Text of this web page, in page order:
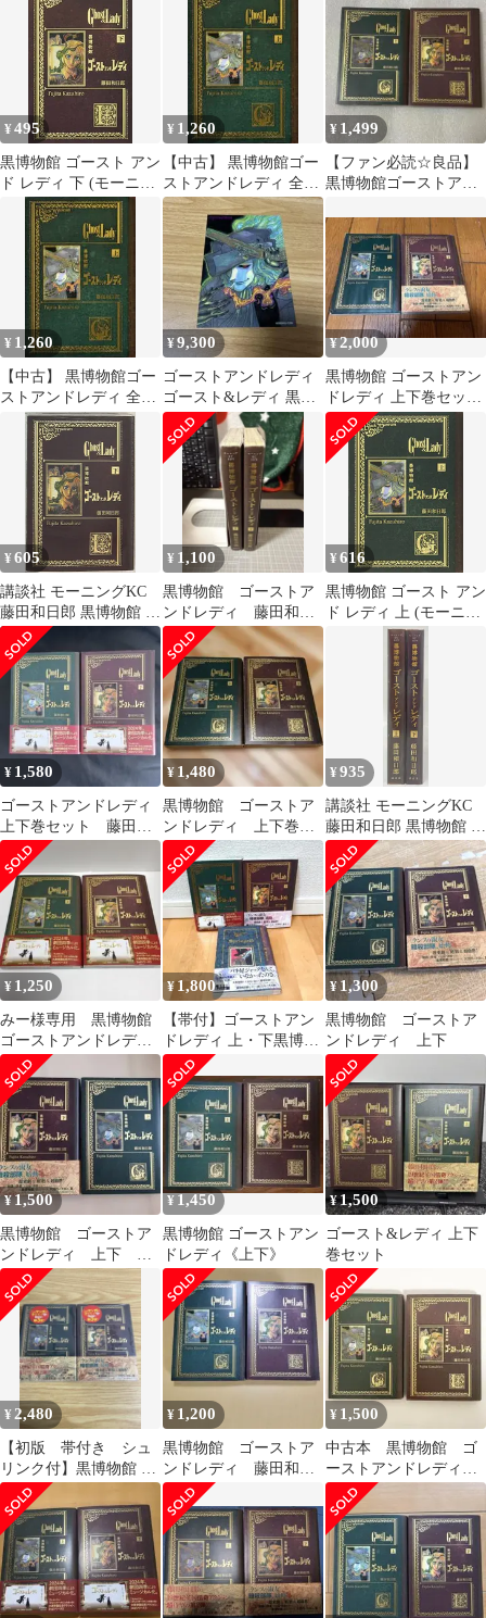
セット 藤田和日郎
日郎
¥495
黒博物館 ゴースト アン
ド レディ 下 (モーニン
グKC)
¥ 1,260
【中古】 黒博物館ゴー
ストアンドレディ 全2
巻 完結 セット 藤田和
日郎 [レンタル落ち]
[コミック] [漫画]
¥ 1,499
【ファン必読☆良品】
黒博物館ゴーストアン
¥ 1,260
【中古】 黒博物館ゴー
ストアンドレディ 全2
巻 完結 セット 藤田和
日郎 [レンタル落ち]
[コミック] [漫画]
¥9,300
ゴーストアンドレディ
ゴースト&レディ 黒博
物館 藤田和日郎 ポスト
カード
¥2,000
黒博物館 ゴーストアン
ドレディ 上下巻セット
藤田和日郎
¥605
講談社 モーニングKC
藤田和日郎 黒博物館 ゴ
ーストアンドレディ 下
¥ 1,100
黒博物館 ゴーストア
ンドレディ 藤田和日
郎 全巻 上下
¥616
黒博物館 ゴースト アン
ド レディ 上 (モーニン
グKC)／藤田 和日郎
¥ 1,580
ゴーストアンドレディ
上下巻セット 藤田和
日郎 黒博物館 劇団
四季 ミュージカル
¥ 1,480
黒博物館 ゴーストア
ンドレディ 上下巻
二冊セット 藤田和日
郎
¥935
講談社 モーニングKC
藤田和日郎 黒博物館 ゴ
ーストアンドレディ 上
下巻 セット
¥ 1,250
みー様専用 黒博物館
ゴーストアンドレディ
上・下
¥ 1,800
【帯付】ゴーストアン
ドレディ 上・下黒博物
館 劇団四季スプリンガ
ルド3冊セット
¥ 1,300
黒博物館 ゴーストア
ンドレディ 上下
¥1,500
黒博物館 ゴーストア
ンドレディ 上下 藤
田和日郎
¥ 1,450
黒博物館 ゴーストアン
ドレディ《上下》
¥1,500
ゴースト&レディ 上下
巻セット
¥2,480
【初版 帯付き シュ
リンク付】黒博物館 ゴ
ーストアンドレディ
上 下
¥ 1,200
黒博物館 ゴーストア
ンドレディ 藤田和日
郎 上下
¥ 1,500
中古本 黒博物館 ゴ
ーストアンドレディ
上下巻 藤田和日郎
講談社 モーニング